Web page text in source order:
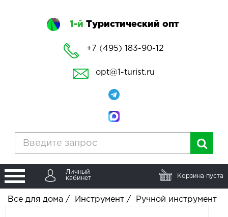
1-й Туристический опт
+7 (495) 183-90-12
opt@1-turist.ru
Личный
кабинет
Корзина пуста
Все для дома / Инструмент / Ручной инструмент